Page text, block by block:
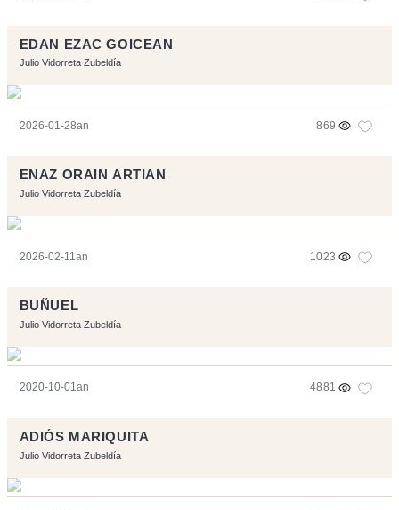
EDAN EZAC GOICEAN
Julio Vidorreta Zubeldía
2026-01-28an 869
ENAZ ORAIN ARTIAN
Julio Vidorreta Zubeldía
2026-02-11an 1023
BUÑUEL
Julio Vidorreta Zubeldía
2020-10-01an 4881
ADIÓS MARIQUITA
Julio Vidorreta Zubeldía